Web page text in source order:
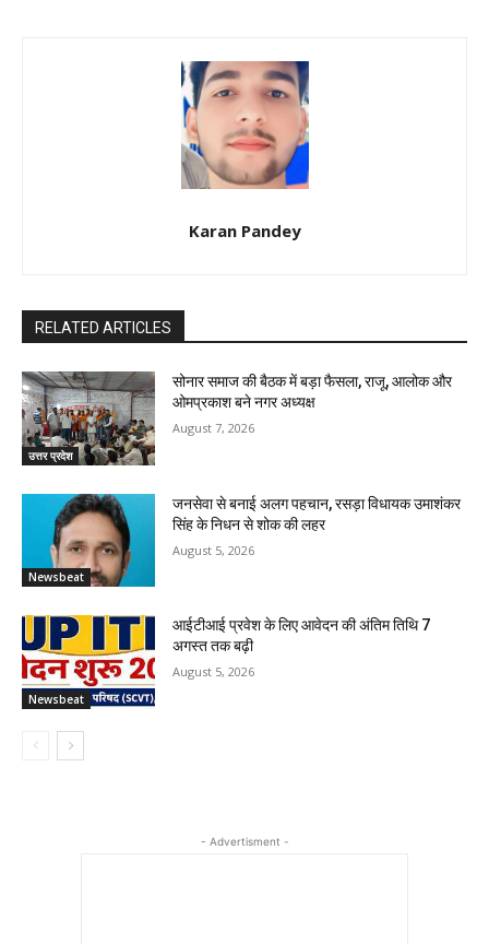
Karan Pandey
RELATED ARTICLES
उत्तर प्रदेश
सोनार समाज की बैठक में बड़ा फैसला, राजू, आलोक और
ओमप्रकाश बने नगर अध्यक्ष
August 7, 2026
Newsbeat
जनसेवा से बनाई अलग पहचान, रसड़ा विधायक उमाशंकर
सिंह के निधन से शोक की लहर
August 5, 2026
Newsbeat
आईटीआई प्रवेश के लिए आवेदन की अंतिम तिथि 7
अगस्त तक बढ़ी
August 5, 2026
- Advertisment -